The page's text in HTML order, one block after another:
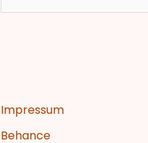
n
n
Impressum
Behance